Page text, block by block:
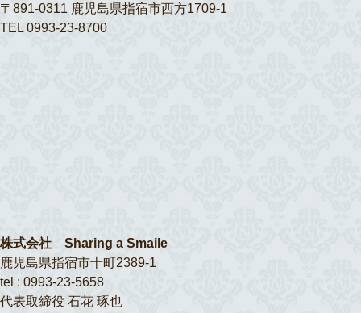
〒891-0311 鹿児島県指宿市西方1709-1
TEL 0993-23-8700
株式会社 Sharing a Smaile
鹿児島県指宿市十町2389-1
tel : 0993-23-5658
代表取締役 石花 琢也